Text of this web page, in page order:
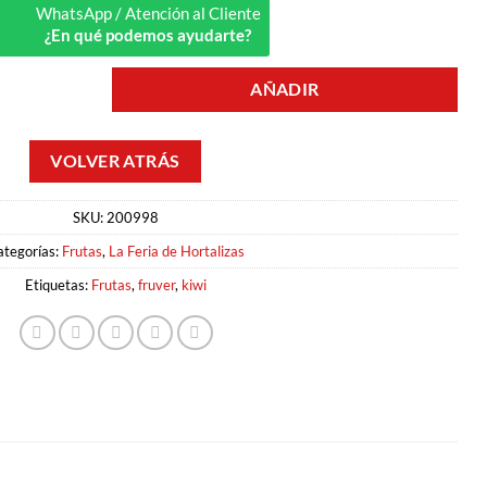
WhatsApp / Atención al Cliente
¿En qué podemos ayudarte?
AÑADIR
SKU: 200998
Frutas, La Feria de Hortalizas
Etiquetas: Frutas, fruver, kiwi